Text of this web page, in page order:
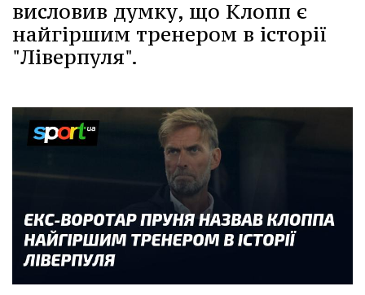
висловив думку, що Клопп є
найгіршим тренером в історії
"Ліверпуля".